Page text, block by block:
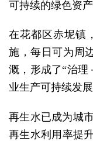
可持续的绿色资产
在花都区赤坭镇
施，每日可为周
溉，形成了“治理
业生产可持续发展
再生水已成为城
再生水利用率提